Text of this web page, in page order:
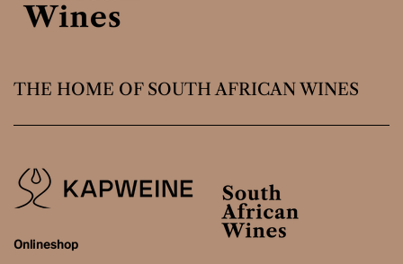
THE HOME OF SOUTH AFRICAN WINES
Onlineshop